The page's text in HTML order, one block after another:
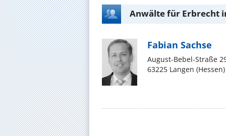
Anwälte für Erbrecht
Fabian Sachse
August-Bebel-Straße
63225 Langen (Hessen)